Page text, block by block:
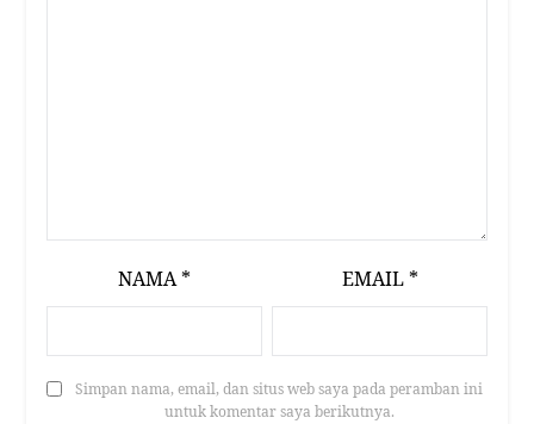
NAMA* EMAIL *
Simpan nama, email, dan situs web saya pada peramban ini
untuk komentar saya berikutnya.